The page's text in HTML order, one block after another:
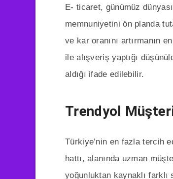
E- ticaret, günümüz
memnuniyetini ön planda
ve kar oranını artırmanın
ile alışveriş yaptığı
aldığı ifade edilebilir.
Trendyol
Türkiye’nin en fazla tercih
hattı, alanında uzman
yoğunluktan kaynaklı